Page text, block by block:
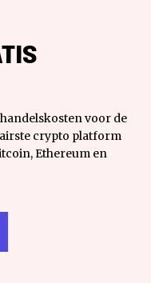
voor de
crypto platform
Ethereum en